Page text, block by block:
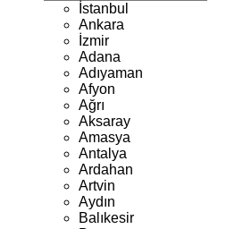
İstanbul
Ankara
İzmir
Adana
Adıyaman
Afyon
Ağrı
Aksaray
Amasya
Antalya
Ardahan
Artvin
Aydın
Balıkesir